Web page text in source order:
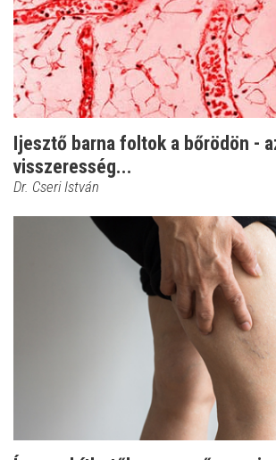
Ijesztő barna foltok a bőrödön -
visszeresség...
Dr. Cseri István